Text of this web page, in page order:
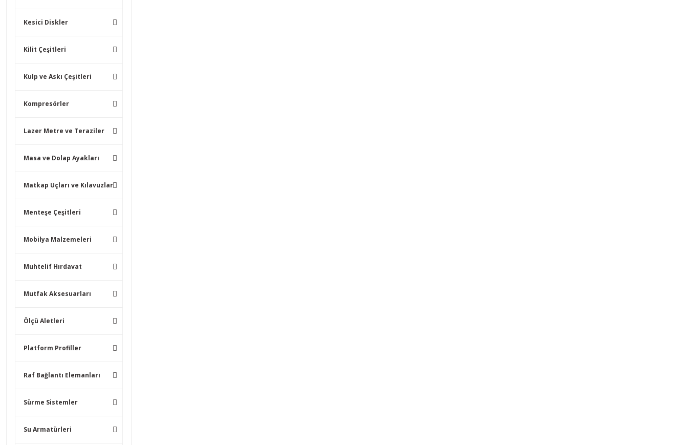
Kesici Diskler
Kilit Çeşitleri
Kulp ve Askı Çeşitleri
Kompresörler
Lazer Metre ve Teraziler
Masa ve Dolap Ayakları
Matkap Uçları ve Kılavuzlar
Menteşe Çeşitleri
Mobilya Malzemeleri
Muhtelif Hırdavat
Mutfak Aksesuarları
Ölçü Aletleri
Platform Profiller
Raf Bağlantı Elemanları
Sürme Sistemler
Su Armatürleri